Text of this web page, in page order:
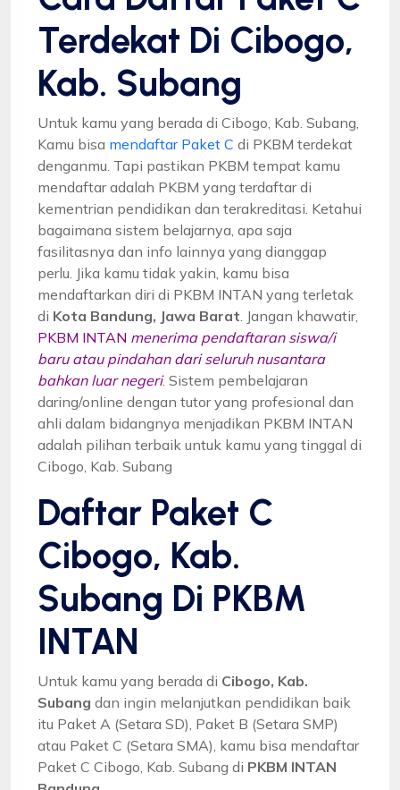
Terdekat Di Cibogo,
Kab. Subang
Untuk kamu yang berada di Cibogo, Kab. Subang,
Kamu bisa mendaftar Paket C di PKBM terdekat
denganmu. Tapi pastikan PKBM tempat kamu
mendaftar adalah PKBM yang terdaftar di
kementrian pendidikan dan terakreditasi. Ketahui
bagaimana sistem belajarnya, apa saja
fasilitasnya dan info lainnya yang dianggap
perlu. Jika kamu tidak yakin, kamu bisa
mendaftarkan diri di PKBM INTAN yang terletak
di Kota Bandung, Jawa Barat . Jangan khawatir,
PKBM INTAN menerima pendaftaran siswa/i
baru atau pindahan dari seluruh nusantara
bahkan luar negeri. Sistem pembelajaran
daring/online dengan tutor yang profesional dan
ahli dalam bidangnya menjadikan PKBM INTAN
adalah pilihan terbaik untuk kamu yang tinggal di
Cibogo, Kab. Subang
Daftar Paket C
Cibogo, Kab.
Subang Di PKBM
INTAN
Untuk kamu yang berada di Cibogo, Kab.
Subang dan ingin melanjutkan pendidikan baik
itu Paket A (Setara SD), Paket B (Setara SMP)
atau Paket C (Setara SMA), kamu bisa mendaftar
Paket C Cibogo, Kab. Subang di PKBM INTAN